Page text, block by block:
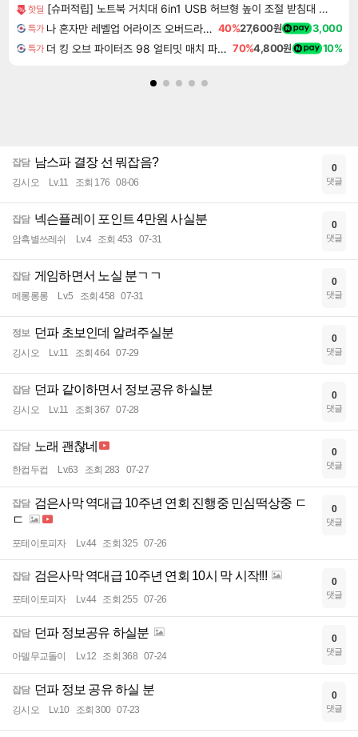
핫딜 [슈퍼적립] 노트북 거치대 6in1 USB 허브형 높이 조절 받침대 스탠드 LD204H
특가 나 혼자만 레벨업 어라이즈 오버드라이브 Solo Leveling Arise 40%27,600원 3,000
특가 더 킹 오브 파이터즈 98 얼티밋 매치 파이널 에디션 THE KING OF FIGHTERS 98 ULTIMATE MATCH FINAL EDITION 70%4,800원 10%
잡담 남스파 결장 선 뭐잡음?
깅시오 Lv.11 조회 176 08-06
0
댓글
잡담 넥슨플레이 포인트 4만원 사실분
암흑별쓰레쉬 Lv.4 조회 453 07-31
0
댓글
잡담 게임하면서 노실 분ㄱㄱ
메롱롱롱 Lv.5 조회 458 07-31
0
댓글
정보 던파 초보인데 알려주실분
깅시오 Lv.11 조회 464 07-29
0
댓글
잡담 던파 같이하면서 정보공유 하실분
깅시오 Lv.11 조회 367 07-28
0
댓글
잡담 노래 괜찮네
한컵두컵 Lv.63 조회 283 07-27
0
댓글
잡담 검은사막 역대급 10주년 연회 진행중 민심떡상중 ㄷ
ㄷ
포테이토피자 Lv.44 조회 325 07-26
0
댓글
잡담 검은사막 역대급 10주년 연회 10시 막 시작!!!
포테이토피자 Lv.44 조회 255 07-26
0
댓글
잡담 던파 정보공유 하실분
아델무교돌이 Lv.12 조회 368 07-24
0
댓글
잡담 던파 정보 공유 하실 분
깅시오 Lv.10 조회 300 07-23
0
댓글